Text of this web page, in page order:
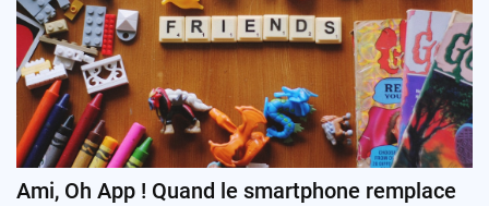
Ami, Oh App ! Quand le smartphone remplace